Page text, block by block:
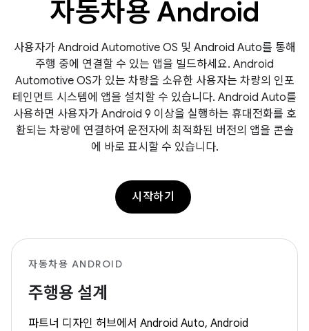
자동차용 Android
사용자가 Android Automotive OS 및 Android Auto를 통해
주행 중에 연결할 수 있는 앱을 빌드하세요. Android
Automotive OS가 있는 차량을 소유한 사용자는 차량의 인포
테인먼트 시스템에 앱을 설치할 수 있습니다. Android Auto를
사용하면 사용자가 Android 9 이상을 실행하는 휴대전화를 호
환되는 차량에 연결하여 운전자에 최적화된 버전의 앱을 콘솔
에 바로 표시할 수 있습니다.
시작하기
자동차용 ANDROID
주행용 설계
파트너 디자인 허브에서 Android Auto, Android